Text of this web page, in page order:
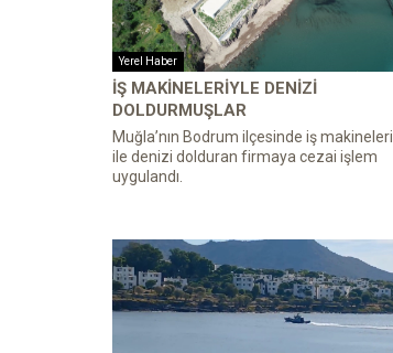
Yerel Haber
İŞ MAKINELERIYLE DENIZI
DOLDURMUŞLAR
Muğla’nın Bodrum ilçesinde iş makineleri
ile denizi dolduran firmaya cezai işlem
uygulandı.